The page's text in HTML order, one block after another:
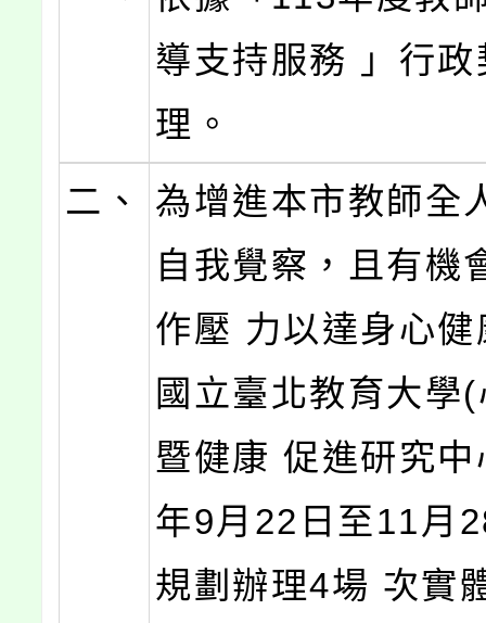
導支持服務 」行
理。
二、
為增進本市教師全
自我覺察，且有機
作壓 力以達身心
國立臺北教育大學
暨健康 促進研究
年9月22日至11月
規劃辦理4場 次實